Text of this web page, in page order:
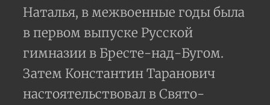
Наталья, в межвоенные годы была
в первом выпуске Русской
гимназии в Бресте-над-Бугом.
Затем Константин Таранович
настоятельствовал в Свято-